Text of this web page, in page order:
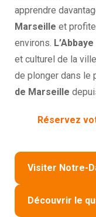
apprendre
Marseille et
environs.
et culturel de la
de plonger dans le
de Marseille
Réservez
Visiter Notre-
Découvrir le